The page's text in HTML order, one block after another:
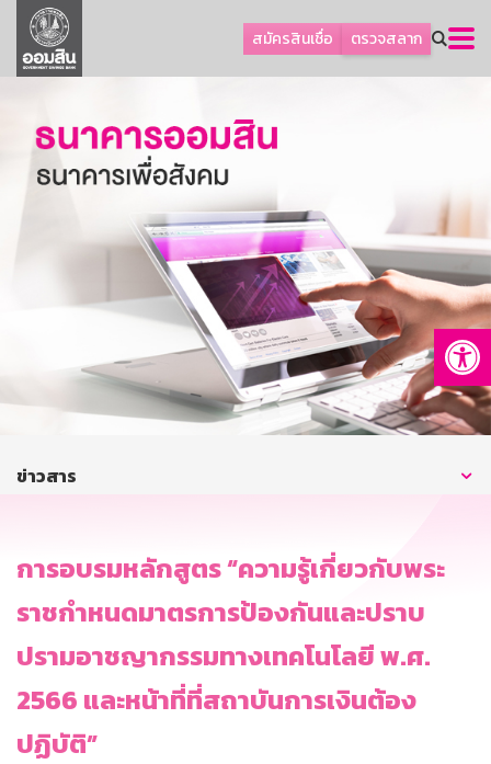
สมัครสินเชื่อ ตรวจสลาก
ลูกค้าธุรกิจ
ลูกค้าผู้ประกอบรายย่อย
ออมเพื่อสุข
เกี่ยวกับธนาคาร
การพัฒนาที่ยั่งยืน
บริการทางการเงิน
ติดต่อเรา
บริการออนไลน์
ข่าวสาร
การอบรมหลักสูตร “ความรู้เกี่ยวกับพระ
ราชกำหนดมาตรการป้องกันและปราบ
ปรามอาชญากรรมทางเทคโนโลยี พ.ศ.
2566 และหน้าที่ที่สถาบันการเงินต้อง
ปฏิบัติ”